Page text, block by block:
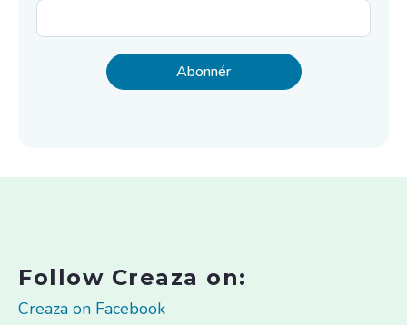
Follow Creaza on:
Creaza on Facebook